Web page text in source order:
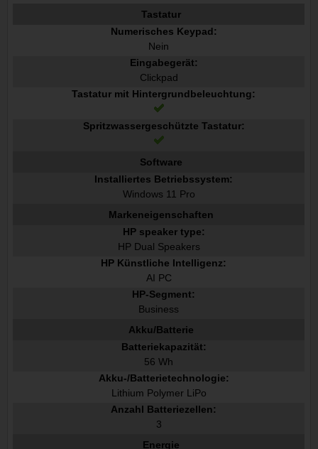
Tastatur
Numerisches Keypad:
Nein
Eingabegerät:
Clickpad
Tastatur mit Hintergrundbeleuchtung:
Spritzwassergeschützte Tastatur:
Software
Installiertes Betriebssystem:
Windows 11 Pro
Markeneigenschaften
HP speaker type:
HP Dual Speakers
HP Künstliche Intelligenz:
AI PC
HP-Segment:
Business
Akku/Batterie
Batteriekapazität:
56 Wh
Akku-/Batterietechnologie:
Lithium Polymer LiPo
Anzahl Batteriezellen:
3
Energie